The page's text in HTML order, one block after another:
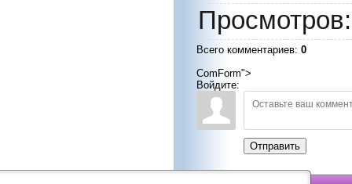
Просмотров
Всего комментариев: 0
ComForm">
Войдите:
Отправить